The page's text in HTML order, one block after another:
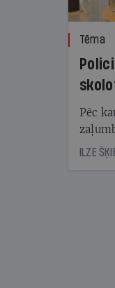
Tēma
Pēc
ILZE